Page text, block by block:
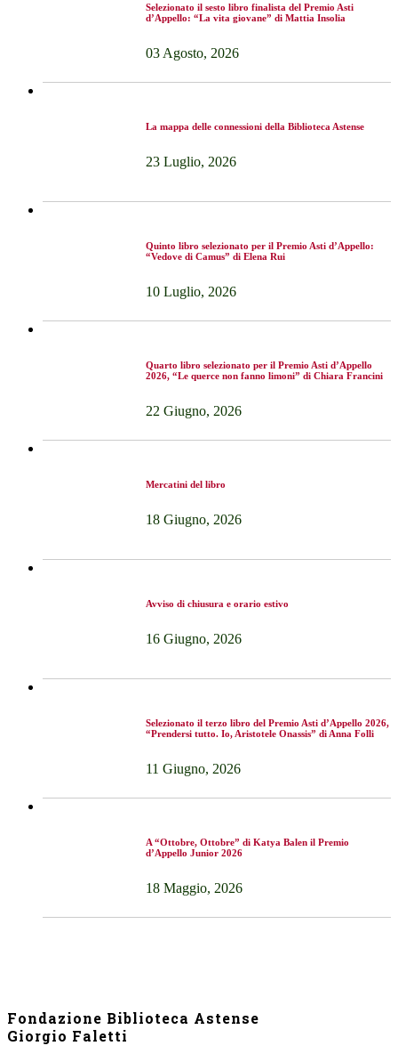
Selezionato il sesto libro finalista del Premio Asti
d’Appello: “La vita giovane” di Mattia Insolia
03 Agosto, 2026
La mappa delle connessioni della Biblioteca Astense
23 Luglio, 2026
Quinto libro selezionato per il Premio Asti d’Appello:
“Vedove di Camus” di Elena Rui
10 Luglio, 2026
Quarto libro selezionato per il Premio Asti d’Appello
2026, “Le querce non fanno limoni” di Chiara Francini
22 Giugno, 2026
Mercatini del libro
18 Giugno, 2026
Avviso di chiusura e orario estivo
16 Giugno, 2026
Selezionato il terzo libro del Premio Asti d’Appello 2026,
“Prendersi tutto. Io, Aristotele Onassis” di Anna Folli
11 Giugno, 2026
A “Ottobre, Ottobre” di Katya Balen il Premio
d’Appello Junior 2026
18 Maggio, 2026
Fondazione Biblioteca Astense
Giorgio Faletti